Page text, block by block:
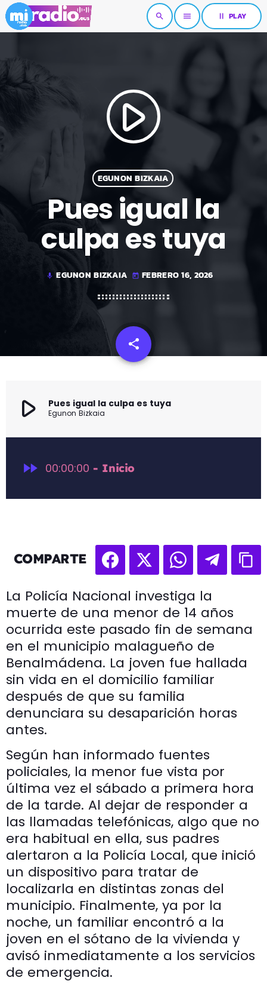
search menu pause PLAY
play_arrow
EGUNON BIZKAIA
Pues igual la
culpa es tuya
mic EGUNON BIZKAIA today FEBRERO 16, 2026
share
email
play_arrow Pues igual la culpa es tuya
Egunon Bizkaia
fast_forward 00:00:00 - Inicio
COMPARTE
La Policía Nacional investiga la
muerte de una menor de 14 años
ocurrida este pasado fin de semana
en el municipio malagueño de
Benalmádena. La joven fue hallada
sin vida en el domicilio familiar
después de que su familia
denunciara su desaparición horas
antes.
Según han informado fuentes
policiales, la menor fue vista por
última vez el sábado a primera hora
de la tarde. Al dejar de responder a
las llamadas telefónicas, algo que no
era habitual en ella, sus padres
alertaron a la Policía Local, que inició
un dispositivo para tratar de
localizarla en distintas zonas del
municipio. Finalmente, ya por la
noche, un familiar encontró a la
joven en el sótano de la vivienda y
avisó inmediatamente a los servicios
de emergencia.